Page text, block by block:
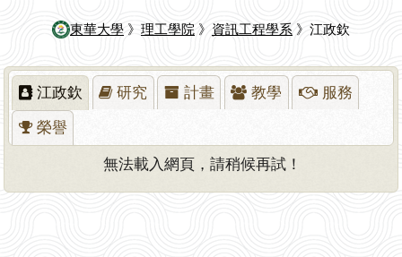
東華大學 》 理工學院 》 資訊工程學系 》江政欽
江政欽 研究 計畫 教學 服務
榮譽
無法載入網頁，請稍候再試！